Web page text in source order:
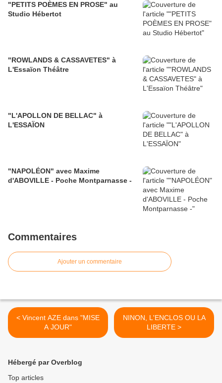
"PETITS POÈMES EN PROSE" au
Studio Hébertot
"ROWLANDS & CASSAVETES" à
L'Essaïon Théâtre
"L'APOLLON DE BELLAC" à
L'ESSAÏON
"NAPOLÉON" avec Maxime
d'ABOVILLE - Poche Montparnasse -
Commentaires
Ajouter un commentaire
< Vincent AZE dans "MISE
A JOUR"
NINON, L'ENCLOS OU LA
LIBERTE >
Hébergé par Overblog
Top articles